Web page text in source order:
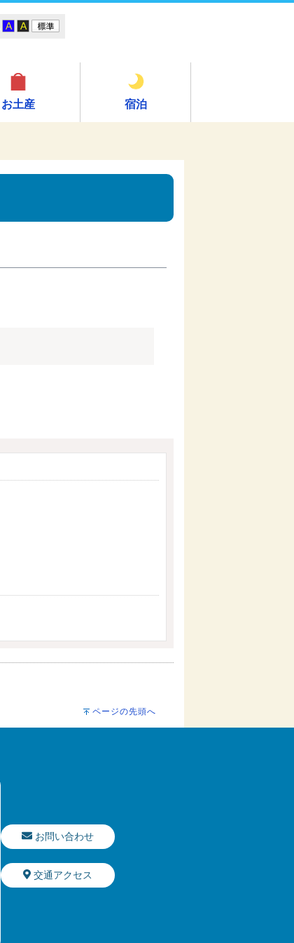
お土産 宿泊
ページの先頭へ
お問い合わせ
交通アクセス